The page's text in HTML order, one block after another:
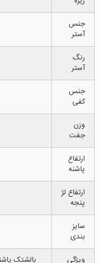
جنس
آستر
رنگ
آستر
جنس
کفی
وزن
جفت
ارتفاع
پاشنه
ارتفاع لژ
پنجه
سایز
بندی
ویژگی بالشتک